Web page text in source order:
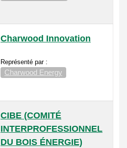
Charwood Innovation
Représenté par :
Charwood Energy
CIBE (COMITÉ
INTERPROFESSIONNEL
DU BOIS ÉNERGIE)